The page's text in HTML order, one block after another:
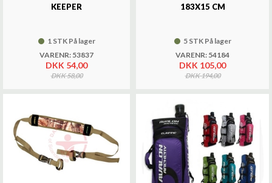
KEEPER
1 STK På lager
VARENR: 53837
DKK 54,00
DKK 58,00
183X15 CM
5 STK På lager
VARENR: 54184
DKK 105,00
DKK 194,00